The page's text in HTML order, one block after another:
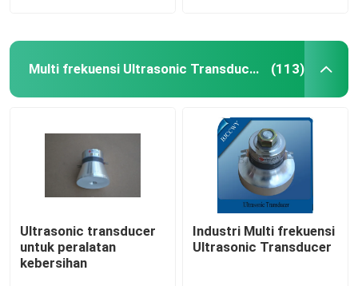
Multi frekuensi Ultrasonic Transducer (113)
Ultrasonic transducer
untuk peralatan
kebersihan
Industri Multi frekuensi
Ultrasonic Transducer